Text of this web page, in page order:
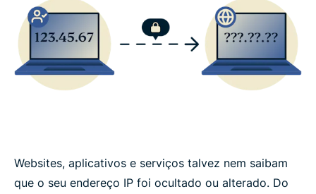
Websites, aplicativos e serviços talvez nem saibam
que o seu endereço IP foi ocultado ou alterado. Do